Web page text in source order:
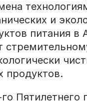
и
питания в
продуктов.
Пятилетнего